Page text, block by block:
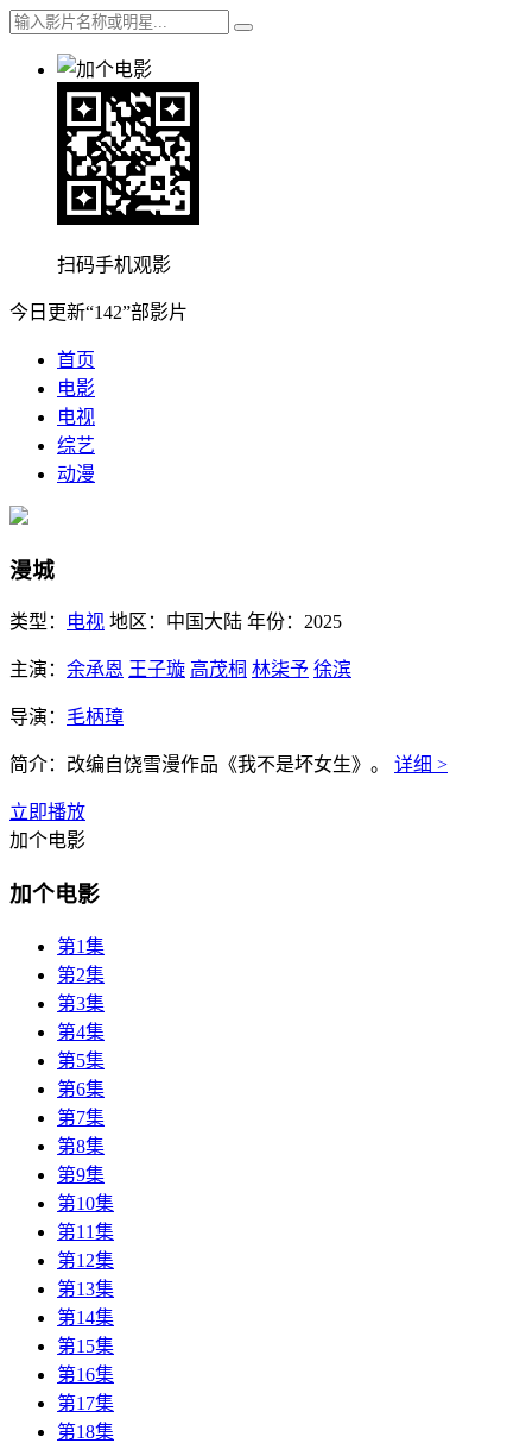
扫码手机观影
今日更新“142”部影片
首页
电影
电视
综艺
动漫
漫城
类型： 电视 地区： 中国大陆 年份： 2025
主演： 余承恩 王子璇 高茂桐 林柒予 徐滨
导演： 毛柄璋
简介： 改编自饶雪漫作品《我不是坏女生》。 详细 >
立即播放
加个电影
加个电影
第1集
第2集
第3集
第4集
第5集
第6集
第7集
第8集
第9集
第10集
第11集
第12集
第13集
第14集
第15集
第16集
第17集
第18集